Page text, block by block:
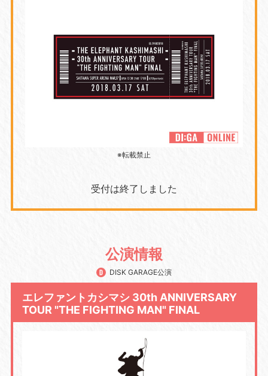
※転載禁止
受付は終了しました
公演情報
DISK GARAGE公演
エレファントカシマシ 30th ANNIVERSARY
TOUR "THE FIGHTING MAN" FINAL